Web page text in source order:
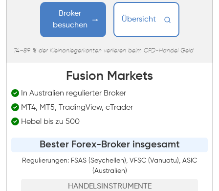
Broker
besuchen
Übersicht
74–89 % der Kleinanlegerkonten verlieren beim CFD-Handel Geld
Fusion Markets
In Australien regulierter Broker
MT4, MT5, TradingView, cTrader
Hebel bis zu 500
Bester Forex-Broker insgesamt
Regulierungen: FSAS (Seychellen), VFSC (Vanuatu), ASIC
(Australien)
HANDELSINSTRUMENTE